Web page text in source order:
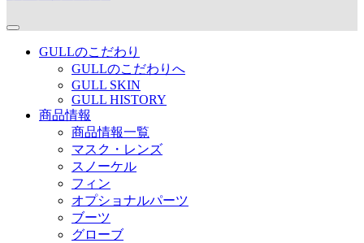
GULLのこだわり
GULLのこだわりへ
GULL SKIN
GULL HISTORY
商品情報
商品情報一覧
マスク・レンズ
スノーケル
フィン
オプショナルパーツ
ブーツ
グローブ